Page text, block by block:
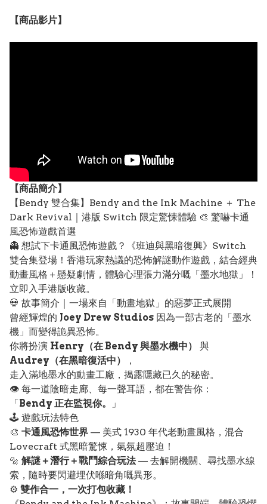
【商品影片】
【商品簡介】
【Bendy 雙合集】Bendy and the Ink Machine ＋ The
Dark Revival｜港版 Switch 限定驚悚體驗 🎨 驚嚇卡通
風恐怖遊戲首選
👻 想試下卡通風恐怖遊戲？《班迪與黑暗復興》Switch
雙合集登場！香港玩家熱議的恐怖解謎動作遊戲，結合經典
動畫風格＋懸疑劇情，體驗心理張力滿分嘅「墨水地獄」！
立即入手港版收藏。
💀 故事簡介｜一場來自「動畫地獄」的惡夢正式展開
曾經輝煌的 Joey Drew Studios 因為一部古老的「墨水
機」而變得詭異恐怖。
你將扮演 Henry（在 Bendy 與墨水機中）
與
Audrey（在黑暗復活中）
，
走入滿地墨水的動畫工廠，揭露隱藏已久的秘密。
👁️ 每一道陰暗走廊、每一聲耳語，都在警告你：
「Bendy 正在監視你。
」
🕹️ 遊戲玩法特色
🎨 卡通風恐怖世界 — 美式 1930 年代老動畫風格，混合
Lovecraft 式黑暗驚悚，氣氛超壓迫！
🔩 解謎＋潛行＋戰鬥綜合玩法— 去解開機關、尋找墨水線
索，隨時要閃避埋伏喺暗角嘅異形。
⚙️ 雙作合一，一次打包收藏！